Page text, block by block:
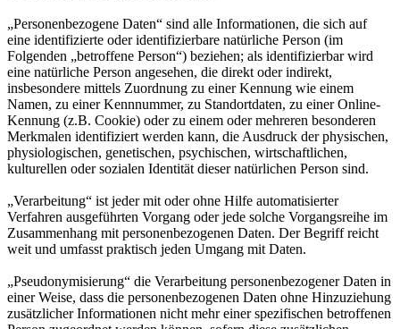
„Personenbezogene Daten“ sind alle Informationen, die sich auf
eine identifizierte oder identifizierbare natürliche Person (im
Folgenden „betroffene Person“) beziehen; als identifizierbar wird
eine natürliche Person angesehen, die direkt oder indirekt,
insbesondere mittels Zuordnung zu einer Kennung wie einem
Namen, zu einer Kennnummer, zu Standortdaten, zu einer Online-
Kennung (z.B. Cookie) oder zu einem oder mehreren besonderen
Merkmalen identifiziert werden kann, die Ausdruck der physischen,
physiologischen, genetischen, psychischen, wirtschaftlichen,
kulturellen oder sozialen Identität dieser natürlichen Person sind.
„Verarbeitung“ ist jeder mit oder ohne Hilfe automatisierter
Verfahren ausgeführten Vorgang oder jede solche Vorgangsreihe im
Zusammenhang mit personenbezogenen Daten. Der Begriff reicht
weit und umfasst praktisch jeden Umgang mit Daten.
„Pseudonymisierung“ die Verarbeitung personenbezogener Daten in
einer Weise, dass die personenbezogenen Daten ohne Hinzuziehung
zusätzlicher Informationen nicht mehr einer spezifischen betroffenen